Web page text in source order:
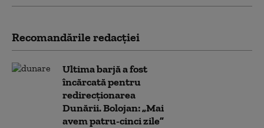
Recomandările redacţiei
Ultima barjă a fost
încărcată pentru
redirecționarea
Dunării. Bolojan: „Mai
avem patru-cinci zile”